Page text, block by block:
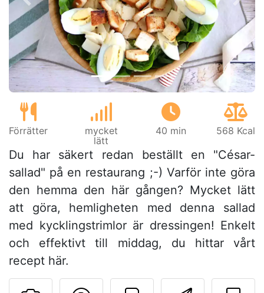
Föregående
Förrätter
mycket
lätt
40 min 568 Kcal
Du har säkert redan beställt en "César-
sallad" på en restaurang ;-) Varför inte göra
den hemma den här gången? Mycket lätt
att göra, hemligheten med denna sallad
med kycklingstrimlor är dressingen! Enkelt
och effektivt till middag, du hittar vårt
recept här.